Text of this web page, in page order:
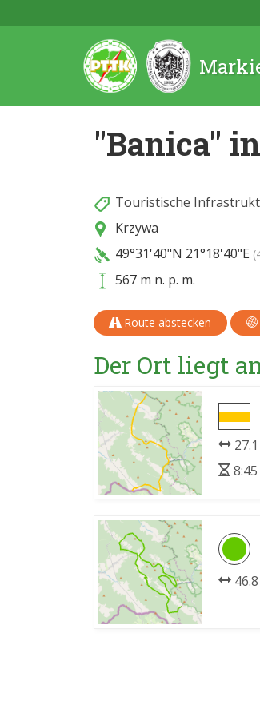
"Banica"
Touristische
Krzywa
49°31'40"N 21°18'40"E
567 m n. p. m.
Route abstecken
Der Ort liegt